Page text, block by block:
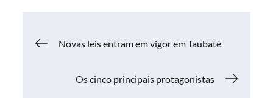
Navegação
Novas leis entram em vigor em Taubaté
Os cinco principais protagonistas